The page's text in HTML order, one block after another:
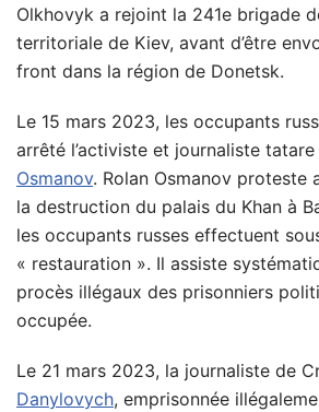
Olkhovyk a rejoint la 241e brigade
territoriale de Kiev, avant d’être
front dans la région de Donetsk.
Le 15 mars 2023, les occupants
arrêté l’activiste et journaliste
Osmanov. Rolan Osmanov proteste
la destruction du palais du Khan à
les occupants russes effectuent
« restauration ». Il assiste
procès illégaux des prisonniers
occupée.
Le 21 mars 2023, la journaliste de
Danylovych, emprisonnée